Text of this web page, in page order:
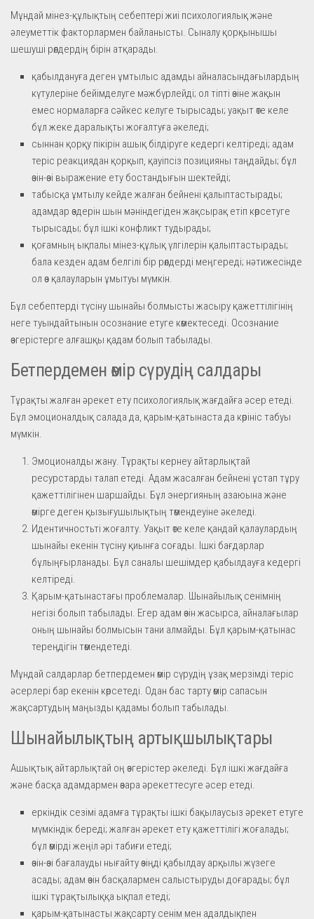
Мұндай мінез-құлықтың себептері жиі психологиялық және
әлеуметтік факторлармен байланысты. Сыналу қорқынышы
шешуші рөлдердің бірін атқарады.
қабылдануға деген ұмтылыс адамды айналасындағылардың
күтулеріне бейімделуге мәжбүрлейді; ол тіпті өзіне жақын
емес нормаларға сәйкес келуге тырысады; уақыт өте келе
бұл жеке даралықты жоғалтуға әкеледі;
сыннан қорқу пікірін ашық білдіруге кедергі келтіреді; адам
теріс реакциядан қорқып, қауіпсіз позицияны таңдайды; бұл
өзін-өзі выражение ету бостандығын шектейді;
табысқа ұмтылу кейде жалған бейнені қалыптастырады;
адамдар өздерін шын мәніндегіден жақсырақ етіп көрсетуге
тырысады; бұл ішкі конфликт тудырады;
қоғамның ықпалы мінез-құлық үлгілерін қалыптастырады;
бала кезден адам белгілі бір рөлдерді меңгереді; нәтижесінде
ол өз қалауларын ұмытуы мүмкін.
Бұл себептерді түсіну шынайы болмысты жасыру қажеттілігінің
неге туындайтынын осознание етуге көмектеседі. Осознание
өзгерістерге алғашқы қадам болып табылады.
Бетпердемен өмір сүрудің салдары
Тұрақты жалған әрекет ету психологиялық жағдайға әсер етеді.
Бұл эмоционалдық салада да, қарым-қатынаста да көрініс табуы
мүмкін.
Эмоционалды жану. Тұрақты кернеу айтарлықтай
ресурстарды талап етеді. Адам жасалған бейнені ұстап тұру
қажеттілігінен шаршайды. Бұл энергияның азаюына және
өмірге деген қызығушылықтың төмендеуіне әкеледі.
Идентичностьті жоғалту. Уақыт өте келе қандай қалаулардың
шынайы екенін түсіну қиынға соғады. Ішкі бағдарлар
бұлыңғырланады. Бұл саналы шешімдер қабылдауға кедергі
келтіреді.
Қарым-қатынастағы проблемалар. Шынайылық сенімнің
негізі болып табылады. Егер адам өзін жасырса, айналағылар
оның шынайы болмысын тани алмайды. Бұл қарым-қатынас
тереңдігін төмендетеді.
Мұндай салдарлар бетпердемен өмір сүрудің ұзақ мерзімді теріс
әсерлері бар екенін көрсетеді. Одан бас тарту өмір сапасын
жақсартудың маңызды қадамы болып табылады.
Шынайылықтың артықшылықтары
Ашықтық айтарлықтай оң өзгерістер әкеледі. Бұл ішкі жағдайға
және басқа адамдармен өзара әрекеттесуге әсер етеді.
еркіндік сезімі адамға тұрақты ішкі бақылаусыз әрекет етуге
мүмкіндік береді; жалған әрекет ету қажеттілігі жоғалады;
бұл өмірді жеңіл әрі табиғи етеді;
өзін-өзі бағалауды нығайту өзіңді қабылдау арқылы жүзеге
асады; адам өзін басқалармен салыстыруды доғарады; бұл
ішкі тұрақтылыққа ықпал етеді;
қарым-қатынасты жақсарту сенім мен адалдықпен